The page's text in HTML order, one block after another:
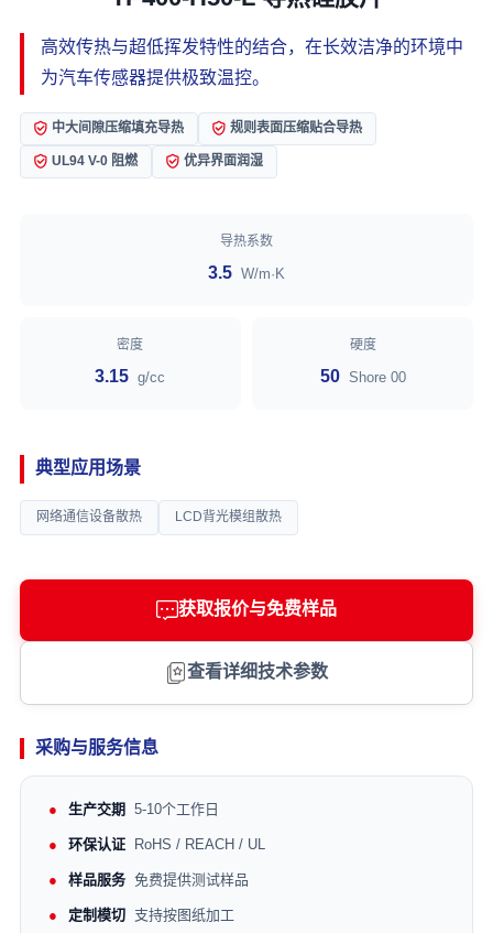
高效传热与超低挥发特性的结合，在长效洁净的环境中
为汽车传感器提供极致温控。
中大间隙压缩填充导热 规则表面压缩贴合导热
UL94 V-0 阻燃 优异界面润湿
导热系数
3.5 W/m·K
密度
3.15 g/cc
硬度
50 Shore 00
典型应用场景
网络通信设备散热 LCD背光模组散热
获取报价与免费样品
查看详细技术参数
采购与服务信息
生产交期 5-10个工作日
环保认证 RoHS / REACH / UL
样品服务 免费提供测试样品
定制模切 支持按图纸加工